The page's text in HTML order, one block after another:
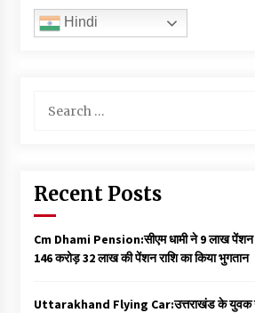
Hindi
for:
Recent Posts
Cm Dhami Pension:सीएम धामी ने 9 लाख पेंशन
146 करोड़ 32 लाख की पेंशन राशि का किया भुगतान
Uttarakhand Flying Car:उत्तराखंड के युवक ने